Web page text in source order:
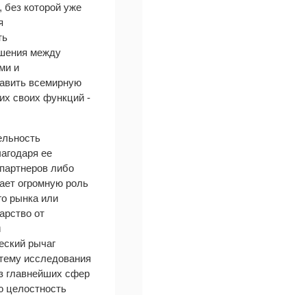
без которой уже
между
и
всемирную
своих функций -
ее
либо
огромную роль
рынка или
от
рычаг
исследования
главнейших сфер
целостность